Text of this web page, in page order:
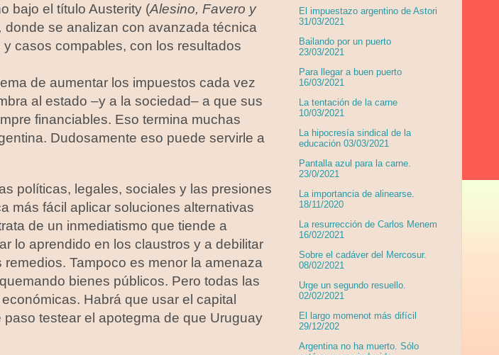
bajo el título Austerity (Alesino, Favero y
donde se analizan con avanzada técnica
casos compables, con los resultados
de aumentar los impuestos cada vez
al estado –y a la sociedad– a que sus
financiables. Eso termina muchas
Dudosamente eso puede servirle a
políticas, legales, sociales y las presiones
más fácil aplicar soluciones alternativas
de un inmediatismo que tiende a
lo aprendido en los claustros y a debilitar
Tampoco es menor la amenaza
bienes públicos. Pero todas las
Habrá que usar el capital
testear el apotegma de que Uruguay
El impuestazo argentino de Astori
31/03/2021
Bailando por un puerto
23/03/2021
Para llegar a buen puerto
16/03/2021
La tentación de la carne
10/03/2021
La hipocresía sindical de la
educación 03/03/2021
Pantalla azul para la carne.
23/0/2021
La importancia de alinearse.
18/11/2020
La resurrección de Carlos Menem
16/02/2021
Sobre el cadáver del Mercosur.
08/02/2021
Urge un segundo resuello.
02/02/2021
El largo momenot más difícil
29/12/202
Argentina no ha muerto. Sólo